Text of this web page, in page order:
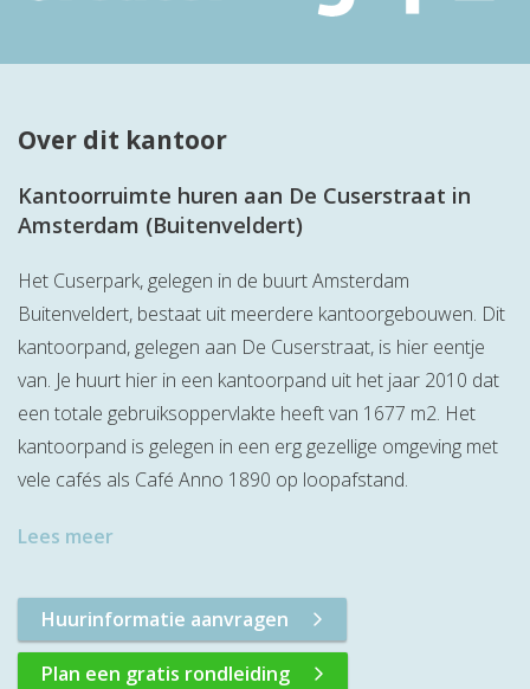
Over dit kantoor
Kantoorruimte huren aan De Cuserstraat in
Amsterdam (Buitenveldert)
Het Cuserpark, gelegen in de buurt Amsterdam
Buitenveldert, bestaat uit meerdere kantoorgebouwen. Dit
kantoorpand, gelegen aan De Cuserstraat, is hier eentje
van. Je huurt hier in een kantoorpand uit het jaar 2010 dat
een totale gebruiksoppervlakte heeft van 1677 m2. Het
kantoorpand is gelegen in een erg gezellige omgeving met
vele cafés als Café Anno 1890 op loopafstand.
Lees meer
Huurinformatie aanvragen
Plan een gratis rondleiding